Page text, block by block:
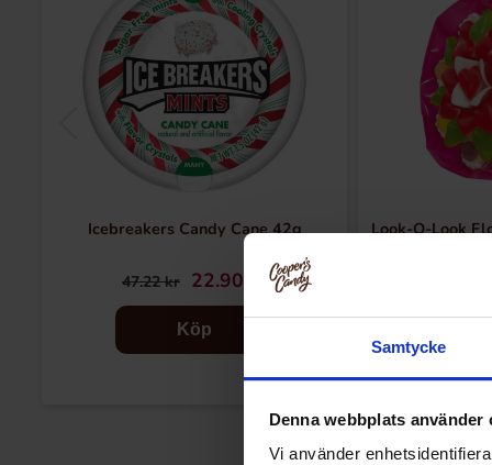
Samtycke
Denna webbplats använder
Vi använder
Icebreakers Candy Cane 42g
47.22 kr 22.90 kr
Köp
Look-O-Look Flower